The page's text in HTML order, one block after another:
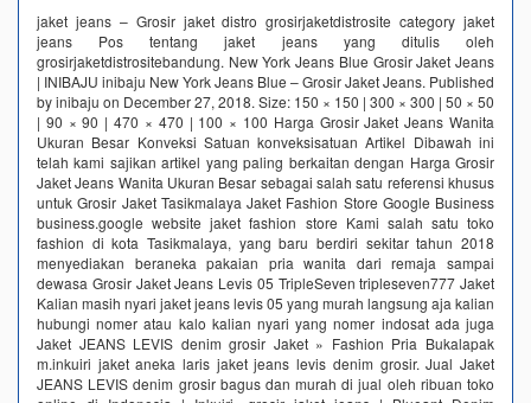
jaket jeans – Grosir jaket distro grosirjaketdistrosite category jaket
jeans Pos tentang jaket jeans yang ditulis oleh
grosirjaketdistrositebandung. New York Jeans Blue Grosir Jaket Jeans
| INIBAJU inibaju New York Jeans Blue – Grosir Jaket Jeans. Published
by inibaju on December 27, 2018. Size: 150 × 150 | 300 × 300 | 50 × 50
| 90 × 90 | 470 × 470 | 100 × 100 Harga Grosir Jaket Jeans Wanita
Ukuran Besar Konveksi Satuan konveksisatuan Artikel Dibawah ini
telah kami sajikan artikel yang paling berkaitan dengan Harga Grosir
Jaket Jeans Wanita Ukuran Besar sebagai salah satu referensi khusus
untuk Grosir Jaket Tasikmalaya Jaket Fashion Store Google Business
business.google website jaket fashion store Kami salah satu toko
fashion di kota Tasikmalaya, yang baru berdiri sekitar tahun 2018
menyediakan beraneka pakaian pria wanita dari remaja sampai
dewasa Grosir Jaket Jeans Levis 05 TripleSeven tripleseven777 Jaket
Kalian masih nyari jaket jeans levis 05 yang murah langsung aja kalian
hubungi nomer atau kalo kalian nyari yang nomer indosat ada juga
Jaket JEANS LEVIS denim grosir Jaket » Fashion Pria Bukalapak
m.inkuiri jaket aneka laris jaket jeans levis denim grosir. Jual Jaket
JEANS LEVIS denim grosir bagus dan murah di jual oleh ribuan toko